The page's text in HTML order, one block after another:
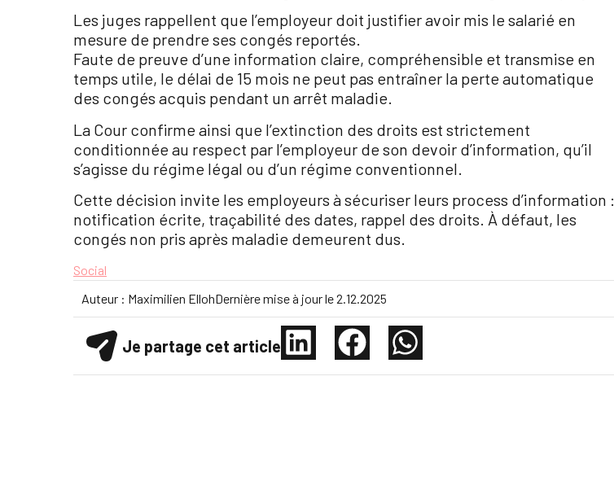
Les juges rappellent que l’employeur doit justifier avoir mis le salarié en
mesure de prendre ses congés reportés.
Faute de preuve d’une information claire, compréhensible et transmise en
temps utile, le délai de 15 mois ne peut pas entraîner la perte automatique
des congés acquis pendant un arrêt maladie.
La Cour confirme ainsi que l’extinction des droits est strictement
conditionnée au respect par l’employeur de son devoir d’information, qu’il
s’agisse du régime légal ou d’un régime conventionnel.
Cette décision invite les employeurs à sécuriser leurs process d’information :
notification écrite, traçabilité des dates, rappel des droits. À défaut, les
congés non pris après maladie demeurent dus.
Social
Auteur : Maximilien EllohDernière mise à jour le2.12.2025
Je partage cet article